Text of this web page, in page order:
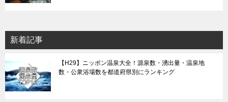
新着記事
【H29】ニッポン温泉大全！源泉数・湧出量・温泉地
数・公衆浴場数を都道府県別にランキング